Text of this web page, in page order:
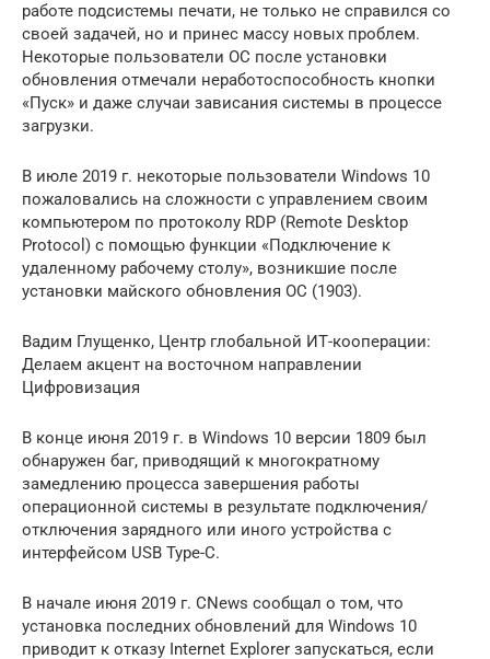
работе подсистемы печати, не только не справился со
своей задачей, но и принес массу новых проблем.
Некоторые пользователи ОС после установки
обновления отмечали неработоспособность кнопки
«Пуск» и даже случаи зависания системы в процессе
загрузки.
В июле 2019 г. некоторые пользователи Windows 10
пожаловались на сложности с управлением своим
компьютером по протоколу RDP (Remote Desktop
Protocol) с помощью функции «Подключение к
удаленному рабочему столу», возникшие после
установки майского обновления ОС (1903).
Вадим Глущенко, Центр глобальной ИТ-кооперации:
Делаем акцент на восточном направлении
Цифровизация
В конце июня 2019 г. в Windows 10 версии 1809 был
обнаружен баг, приводящий к многократному
замедлению процесса завершения работы
операционной системы в результате подключения/
отключения зарядного или иного устройства с
интерфейсом USB Type-C.
В начале июня 2019 г. CNews сообщал о том, что
установка последних обновлений для Windows 10
приводит к отказу Internet Explorer запускаться, если